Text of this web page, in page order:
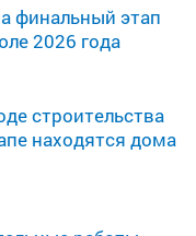
финальный этап
2026 года
строительства
находятся дома